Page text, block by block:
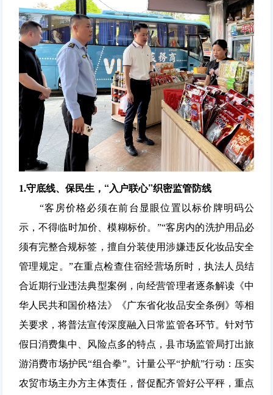
1.守底线、保民生， “入户联心”织密监管防线
“客房价格必须在前台显眼位置以标价牌明码公
示，不得临时加价、模糊标价。”“客房内的洗护用品必
须有完整合规标签，擅自分装使用涉嫌违反化妆品安全
管理规定。”在重点检查住宿经营场所时，执法人员结
合近期行业违法典型案例，向经营管理者逐条解读《中
华人民共和国价格法》《广东省化妆品安全条例》等相
关要求，将普法宣传深度融入日常监管各环节。针对节
假日消费集中、风险点多的特点，县市场监管局打出旅
游消费市场护民“组合拳”。计量公平“护航”行动： 压实
农贸市场主办方主体责任，督促配齐管好公平秤，重点